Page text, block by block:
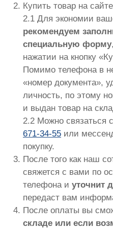
Купить товар на
2.1 Для экономии
рекомендуем
специальную форму
нажатии на кнопку
Помимо телефона в
«номер документа»,
личность, по этому
и выдан товар на
2.2 Можно связаться
671-34-55 или
покупку.
После того как наш
свяжется с вами по
телефона и уточнит
передаст вам
После оплаты вы
складе или если